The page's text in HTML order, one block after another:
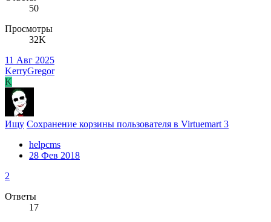
50
Просмотры
32K
11 Авг 2025
KerryGregor
K
Ищу Сохранение корзины пользователя в Virtuemart 3
helpcms
28 Фев 2018
2
Ответы
17